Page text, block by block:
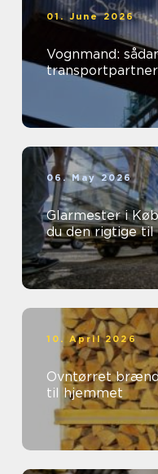
01. June 2026
Vognmand:
transportpartner
06. May 2026
Glarmester i
du den rigtige til
10. April 2026
Ovntørret
til hjemmet